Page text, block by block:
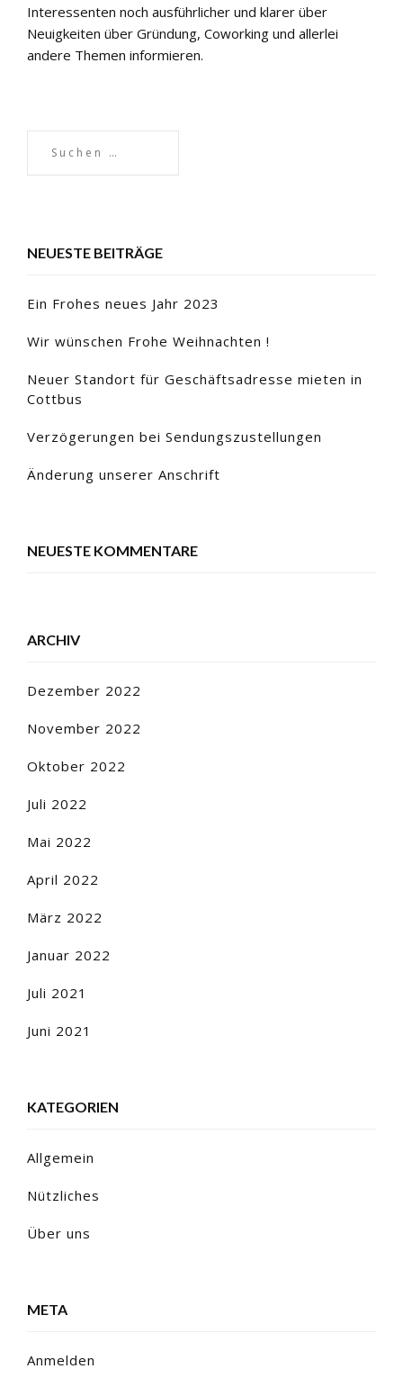
Interessenten noch ausführlicher und klarer über
Neuigkeiten über Gründung, Coworking und allerlei
andere Themen informieren.
NEUESTE BEITRÄGE
Ein Frohes neues Jahr 2023
Wir wünschen Frohe Weihnachten !
Neuer Standort für Geschäftsadresse mieten in
Cottbus
Verzögerungen bei Sendungszustellungen
Änderung unserer Anschrift
NEUESTE KOMMENTARE
ARCHIV
Dezember 2022
November 2022
Oktober 2022
Juli 2022
Mai 2022
April 2022
März 2022
Januar 2022
Juli 2021
Juni 2021
KATEGORIEN
Allgemein
Nützliches
Über uns
META
Anmelden